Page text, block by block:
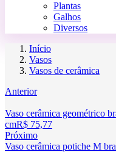
Plantas
Galhos
Diversos
Início
Vasos
Vasos de cerâmica
Anterior
Vaso cerâmica geométrico
cmR$ 75,77
Próximo
Vaso cerâmica potiche M